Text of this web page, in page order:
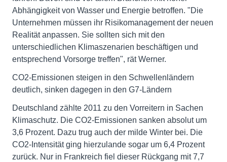
Abhängigkeit von Wasser und Energie betroffen. "Die
Unternehmen müssen ihr Risikomanagement der neuen
Realität anpassen. Sie sollten sich mit den
unterschiedlichen Klimaszenarien beschäftigen und
entsprechend Vorsorge treffen", rät Werner.
CO2-Emissionen steigen in den Schwellenländern
deutlich, sinken dagegen in den G7-Ländern
Deutschland zählte 2011 zu den Vorreitern in Sachen
Klimaschutz. Die CO2-Emissionen sanken absolut um
3,6 Prozent. Dazu trug auch der milde Winter bei. Die
CO2-Intensität ging hierzulande sogar um 6,4 Prozent
zurück. Nur in Frankreich fiel dieser Rückgang mit 7,7